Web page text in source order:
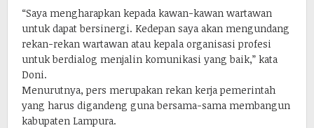
“Saya mengharapkan kepada kawan-kawan wartawan
untuk dapat bersinergi. Kedepan saya akan mengundang
rekan-rekan wartawan atau kepala organisasi profesi
untuk berdialog menjalin komunikasi yang baik,” kata
Doni.
Menurutnya, pers merupakan rekan kerja pemerintah
yang harus digandeng guna bersama-sama membangun
kabupaten Lampura.